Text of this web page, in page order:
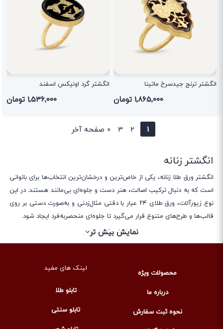
انگشتر ترنج جیدسرخ ماتینا
۱,۸۶۵,۰۰۰ تومان
انگشتر گرد اونیکس اسفند
۱,۵۳۶,۰۰۰ تومان
1
2
3
« صفحه آخر
انگشتر زنانه
انگشتر ورق طلا زنانه، یکی از خاص‌ترین و درخشان‌ترین انتخاب‌ها برای بانوانی
است که به دنبال ترکیب اصالت، هنر دست و جلوه‌ای بی‌مانند هستند. در این
نوع زیورآلات، ورق طلای ۲۴ عیار با دقتی مثال‌زدنی و به‌صورت دستی بر روی
قالب‌ها و طرح‌های متنوع قرار می‌گیرد تا جلوه‌ای منحصربه‌فرد ایجاد شود.
برخلاف طلاهای معمولی که به‌طور کامل از فلز ساخته می‌شوند، انگشتر ورق
طلا سبکی متفاوت دارد؛ وزن کمتر، امکان طراحی خلاقانه‌تر و درخشش خاص
استفاده روزمره یا مهمانی‌های خاص، راحتی بیشتری فراهم کند.
انواع قالب انگشتر ورق طلا زنانه
انگشتر ورق طلا زنانه در قالب‌ها و طرح‌های متنوعی تولید می‌شود که هر
نمایش کمتر
نمایش بیش تر
محصولات ویژه
درباره ما
نحوه ثبت سفارش
لینک های مفید
تابلو طلا
تابلو سنتی